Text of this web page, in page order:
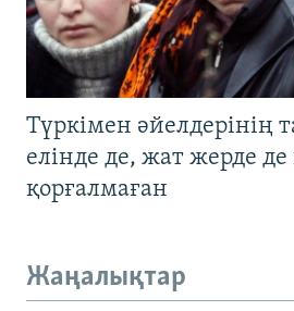
Түркімен әйелдерінің
елінде де, жат жерде
қорғалмаған
Жаңалықтар